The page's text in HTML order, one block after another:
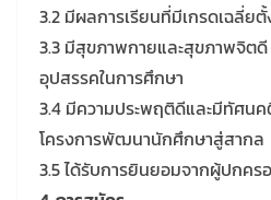
3.2 มีผลการเรียนที่มีเกรดเฉลี่ย
3.3 มีสุขภาพกายและสุขภาพจิตดี
อุปสรรคในการศึกษา
3.4 มีความประพฤติดีและมีทัศน
โครงการพัฒนานักศึกษาสู่สากล
3.5 ได้รับการยินยอมจากผู้ปกคร